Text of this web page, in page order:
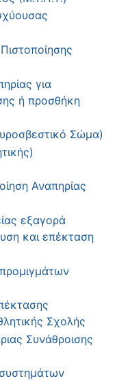
για
ή προσθήκη
Σώμα)
Αναπηρίας
εξαγορά
και επέκταση
Σχολής
Συνάθροισης